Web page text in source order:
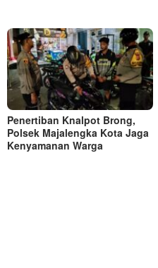
Penertiban Knalpot Brong,
Polsek Majalengka Kota Jaga
Kenyamanan Warga